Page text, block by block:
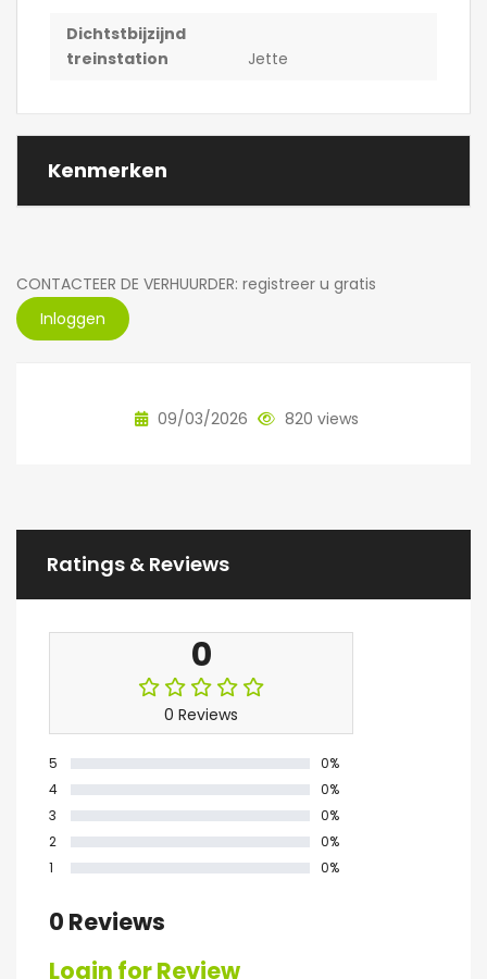
Dichtstbijzijnd
treinstation
Jette
Kenmerken
CONTACTEER DE VERHUURDER: registreer u gratis
Inloggen
09/03/2026 820 views
Ratings & Reviews
0
0 Reviews
5
0%
4
0%
3
0%
2
0%
1
0%
0 Reviews
Login for Review